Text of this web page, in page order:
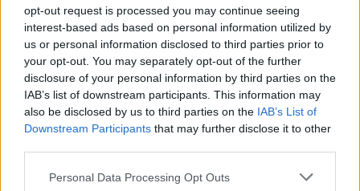
opt-out request is processed you may continue seeing
interest-based ads based on personal information utilized by
us or personal information disclosed to third parties prior to
your opt-out. You may separately opt-out of the further
disclosure of your personal information by third parties on the
IAB’s list of downstream participants. This information may
also be disclosed by us to third parties on the IAB’s List of
Downstream Participants that may further disclose it to other
Please note that this website/app uses one or more Google
Personal Data Processing Opt Outs